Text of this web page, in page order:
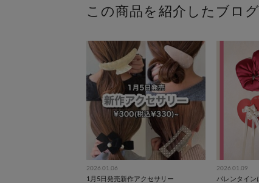
この商品を紹介したブログ
2026.01.06
1月5日発売新作アクセサリー
2026.01.09